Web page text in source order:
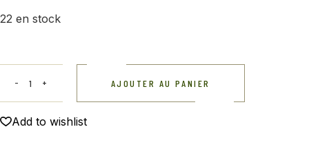
22 en stock
AJOUTER AU PANIER
Add to wishlist